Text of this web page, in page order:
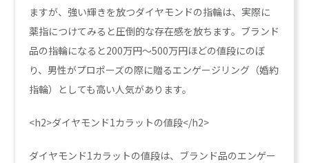
ますが、強い輝きを放つダイヤモンドの指輪は、実際に
薬指につけてみると圧倒的な存在感を放ちます。ブランド
品の指輪になると200万円〜500万円ほどの値段にのぼ
り、男性がプロポーズの際に贈るエンゲージリング（婚約
指輪）としても高い人気があります。
<h2>ダイヤモンド1カラットの値段</h2>
ダイヤモンド1カラットの値段は、ブランド品のエンゲー